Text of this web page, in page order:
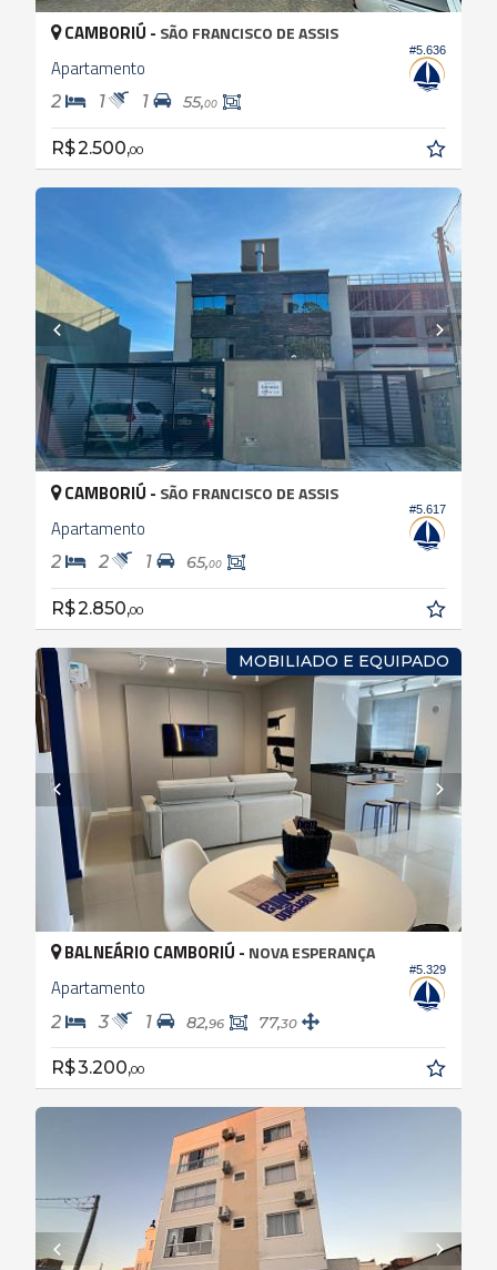
#5.636
CAMBORIÚ - SÃO FRANCISCO DE ASSIS
Apartamento
2 1 1 55,00
R$ 2.500,00
#5.617
CAMBORIÚ - SÃO FRANCISCO DE ASSIS
Apartamento
2 2 1 65,00
R$ 2.850,00
MOBILIADO E EQUIPADO
#5.329
BALNEÁRIO CAMBORIÚ - NOVA ESPERANÇA
Apartamento
2 3 1 82,96 77,30
R$ 3.200,00